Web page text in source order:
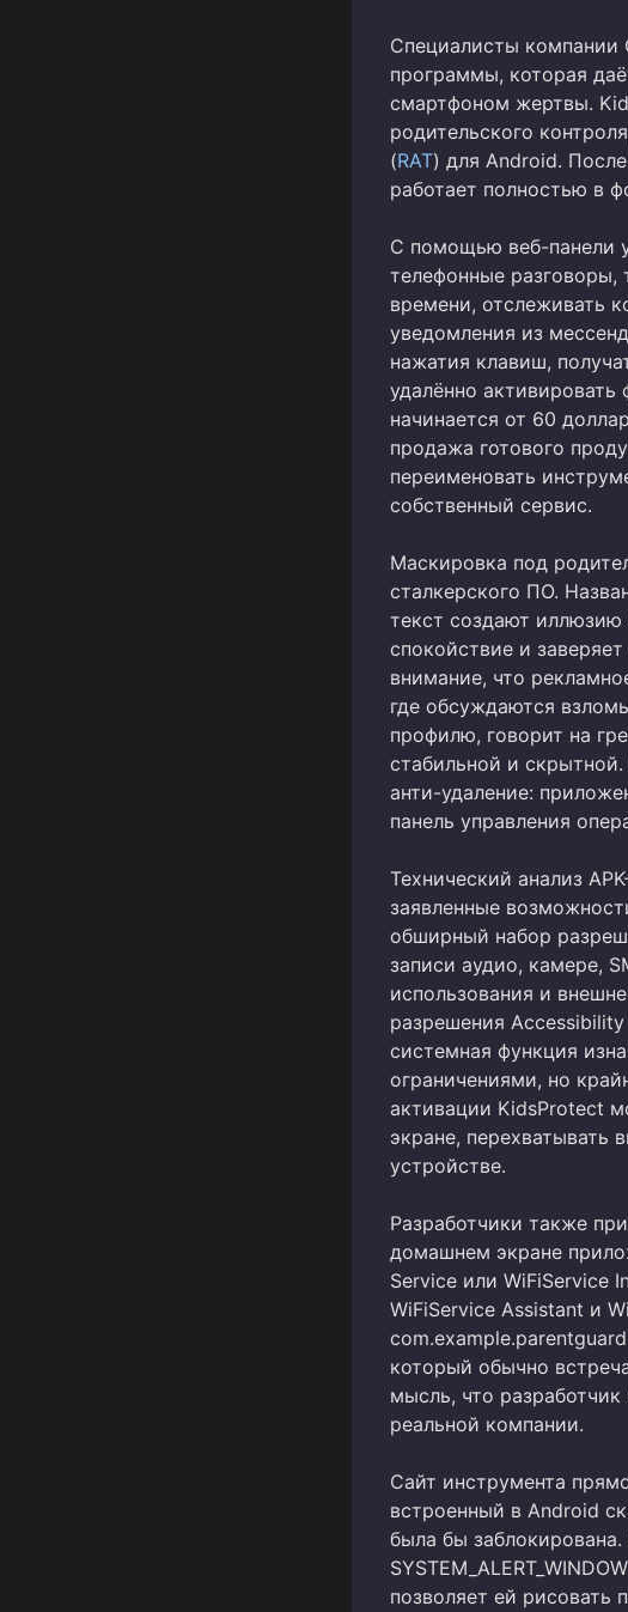
Специалисты компании
программы, которая
смартфоном жертвы.
родительского
(RAT) для Android.
работает полностью в
С помощью веб-панели
телефонные разговоры,
времени, отслеживать
уведомления из
нажатия клавиш,
удалённо
начинается от 60
продажа готового
переименовать
собственный сервис.
Маскировка под
сталкерского ПО.
текст создают
спокойствие и
внимание, что
где обсуждаются
профилю, говорит на
стабильной и
анти-удаление:
панель управления
Технический анализ
заявленные
обширный набор
записи аудио, камере,
использования и
разрешения
системная функция
ограничениями, но
активации KidsProtect
экране, перехватывать
устройстве.
Разработчики также
домашнем экране
Service или WiFiService
WiFiService Assistant и
который обычно
мысль, что
реальной компании.
Сайт инструмента
встроенный в Android
была бы
позволяет ей рисовать